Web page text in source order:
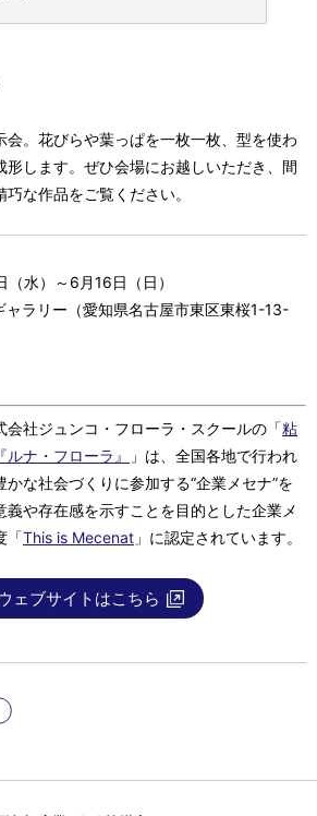
会。花びらや葉っぱを一枚一枚、型を使わ
形します。ぜひ会場にお越しいただき、間
な作品をご覧ください。
水）～6月16日（日）
ラリー（愛知県名古屋市東区東桜1-13-
会社ジュンコ・フローラ・スクールの「粘
ナ・フローラ』
」は、全国各地で行われ
な社会づくりに参加する“企業メセナ”を
義や存在感を示すことを目的とした企業メ
「This is Mecenat 」に認定されています。
ェブサイトはこちら